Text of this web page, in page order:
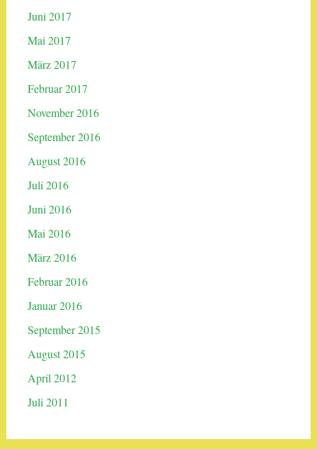
Juni 2017
Mai 2017
März 2017
Februar 2017
November 2016
September 2016
August 2016
Juli 2016
Juni 2016
Mai 2016
März 2016
Februar 2016
Januar 2016
September 2015
August 2015
April 2012
Juli 2011